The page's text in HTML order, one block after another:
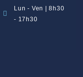
Lun - Ven | 8h30
- 17h30